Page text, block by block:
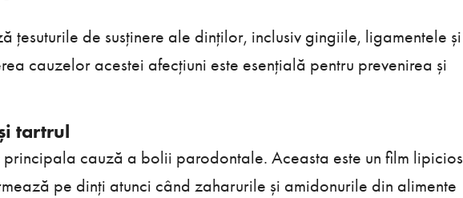
țesuturile de susținere ale dinților, inclusiv gingiile, ligamentele și
cauzelor acestei afecțiuni este esențială pentru prevenirea și
tartrul
cauză a bolii parodontale. Aceasta este un film lipicios
pe dinți atunci când zaharurile și amidonurile din alimente